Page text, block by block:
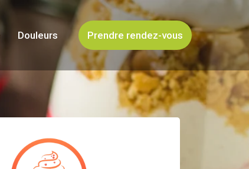
Douleurs Prendre rendez-vous